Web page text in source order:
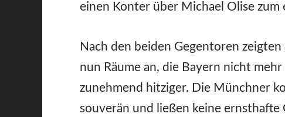
einen Konter über Michael Olise zum
Nach den beiden Gegentoren
nun Räume an, die Bayern nicht
zunehmend hitziger. Die Münchner
souverän und ließen keine ernsthafte